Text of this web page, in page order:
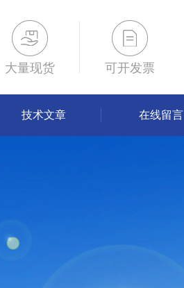
大量现货 可开发票
技术文章 在线留言